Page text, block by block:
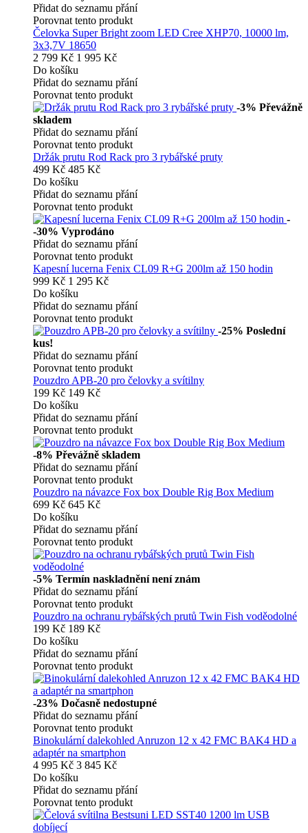
Přidat do seznamu přání
Porovnat tento produkt
Čelovka Super Bright zoom LED Cree XHP70, 10000 lm,
3x3,7V 18650
2 799 Kč 1 995 Kč
Do košíku
Přidat do seznamu přání
Porovnat tento produkt
-3% Převážně
skladem
Přidat do seznamu přání
Porovnat tento produkt
Držák prutu Rod Rack pro 3 rybářské pruty
499 Kč 485 Kč
Do košíku
Přidat do seznamu přání
Porovnat tento produkt
-
-30% Vyprodáno
Přidat do seznamu přání
Porovnat tento produkt
Kapesní lucerna Fenix CL09 R+G 200lm až 150 hodin
999 Kč 1 295 Kč
Do košíku
Přidat do seznamu přání
Porovnat tento produkt
-25% Poslední
kus!
Přidat do seznamu přání
Porovnat tento produkt
Pouzdro APB-20 pro čelovky a svítilny
199 Kč 149 Kč
Do košíku
Přidat do seznamu přání
Porovnat tento produkt
-8% Převážně skladem
Přidat do seznamu přání
Porovnat tento produkt
Pouzdro na návazce Fox box Double Rig Box Medium
699 Kč 645 Kč
Do košíku
Přidat do seznamu přání
Porovnat tento produkt
-5% Termín naskladnění není znám
Přidat do seznamu přání
Porovnat tento produkt
Pouzdro na ochranu rybářských prutů Twin Fish voděodolné
199 Kč 189 Kč
Do košíku
Přidat do seznamu přání
Porovnat tento produkt
-23% Dočasně nedostupné
Přidat do seznamu přání
Porovnat tento produkt
Binokulární dalekohled Anruzon 12 x 42 FMC BAK4 HD a
adaptér na smartphon
4 995 Kč 3 845 Kč
Do košíku
Přidat do seznamu přání
Porovnat tento produkt